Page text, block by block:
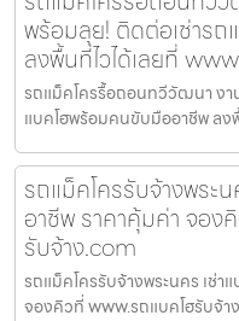
พร้อมลุย! ติดต่อเช่าร
ลงพื้นที่ไวได้เลยที่
รถแม็คโครรื้อถอนทวีวัฒนา งา
แบคโฮพร้อมคนขับมืออาชีพ ลง
รถแม็คโครรับจ้างพระ
อาชีพ ราคาคุ้มค่า จอง
รับจ้าง.com
รถแม็คโครรับจ้างพระนคร เช่
จองคิวที่ www.รถแบคโฮรับจ้